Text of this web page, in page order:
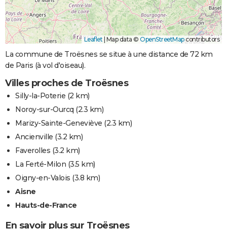
Leaflet Map data © OpenStreetMapcontributors
La commune de Troësnes se situe à une distance de 72 km
de Paris (à vol d'oiseau).
Villes proches de Troësnes
Silly-la-Poterie (2 km)
Noroy-sur-Ourcq (2.3 km)
Marizy-Sainte-Geneviève (2.3 km)
Ancienville (3.2 km)
Faverolles (3.2 km)
La Ferté-Milon (3.5 km)
Oigny-en-Valois (3.8 km)
Aisne
Hauts-de-France
En savoir plus sur Troësnes